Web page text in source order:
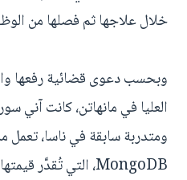
خلال علاجها ثم فصلها من
وبحسب دعوى قضائية رفعها
العليا في مانهاتن، كانت آني
ومتدربة سابقة في ناسا،